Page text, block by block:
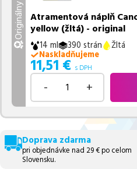
Originálny Atramentová náplň
yellow (žltá) - original
14 ml 390 strán
Žltá
Naskladňujeme
11,51 € s DPH
- +
Doprava zdarma
pri objednávke nad 29 € po celom
Slovensku.